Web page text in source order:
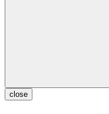
close